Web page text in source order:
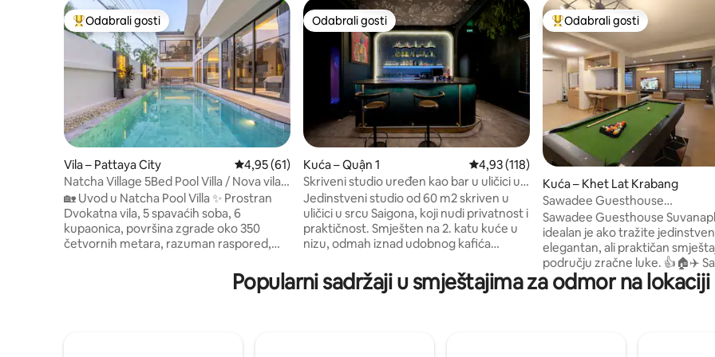
Među najviše rangiranima s oznakom „Odabrali gosti”
Odabrali gosti
Vila – Pattaya City Prosječna ocjena: 4,95/5, recenzija: 61
4,95 (61)
Natcha Village 5Bed Pool Villa / Nova vila s
5 spavaćih soba i 6 kupaonica u središtu
Pattaya
🏡 Uvod u Natcha Pool Villa ✨ Prostran
Dvokatna vila, 5 spavaćih soba, 6
kupaonica, površina zgrade oko 350
četvornih metara, razuman raspored,
teretana Vila ima privatnu teretanu koja
će vam pomoći da zadržite zdrav način
Odabrali gosti
Odabrali gosti
Kuća – Quận 1 Prosječna ocjena: 4,93/5, recenzija: 118
4,93 (118)
Skriveni studio uređen kao bar u uličici u
Saigonu
Jedinstveni studio od 60 m2 skriven u
uličici u srcu Saigona, koji nudi privatnost i
praktičnost. Smješten na 2. katu kuće u
nizu, odmah iznad udobnog kafića
goste koji vole elegantan život i odličnu
kavu na samo nekoliko koraka. Samo
Među najviše rangiranima s
Odabrali gosti
Kuća – Khet Lat Krabang
Sawadee Guesthouse
Suvarnabhumi/prijevoz iz
Sawadee Guesthouse
idealan je ako tražite
elegantan, ali praktičan
području zračne luke. 👍🏠✈️
od centra grada i 0,5 km. do
stanice,to gostima pruža
Popularni sadržaji u smještajima za odmor na